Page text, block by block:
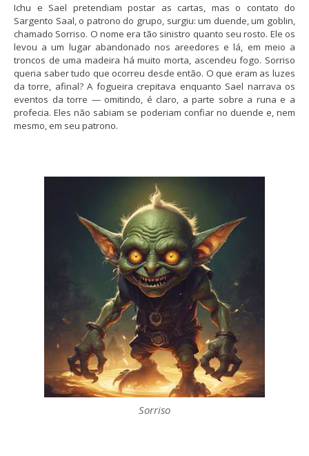
Ichu e Sael pretendiam postar as cartas, mas o contato do
Sargento Saal, o patrono do grupo, surgiu: um duende, um goblin,
chamado Sorriso. O nome era tão sinistro quanto seu rosto. Ele os
levou a um lugar abandonado nos areedores e lá, em meio a
troncos de uma madeira há muito morta, ascendeu fogo. Sorriso
queria saber tudo que ocorreu desde então. O que eram as luzes
da torre, afinal? A fogueira crepitava enquanto Sael narrava os
eventos da torre — omitindo, é claro, a parte sobre a runa e a
profecia. Eles não sabiam se poderiam confiar no duende e, nem
mesmo, em seu patrono.
Sorriso